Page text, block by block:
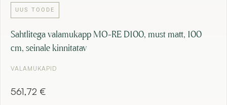
UUS TOODE
Sahtlitega valamukapp MO-RE D100, must matt, 100
cm, seinale kinnitatav
VALAMUKAPID
561,72 €